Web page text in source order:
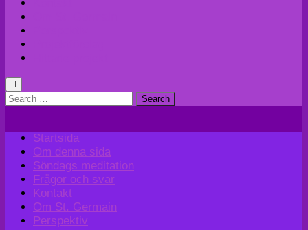
Search
Startsida
Om denna sida
Söndags meditation
Frågor och svar
Kontakt
Om St. Germain
Perspektiv